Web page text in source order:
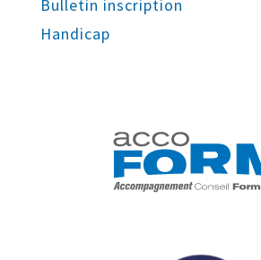
Bulletin inscription
Handicap